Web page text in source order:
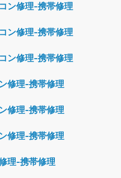
ン修理-携帯修理
ン修理-携帯修理
ン修理-携帯修理
修理-携帯修理
修理-携帯修理
修理-携帯修理
理-携帯修理